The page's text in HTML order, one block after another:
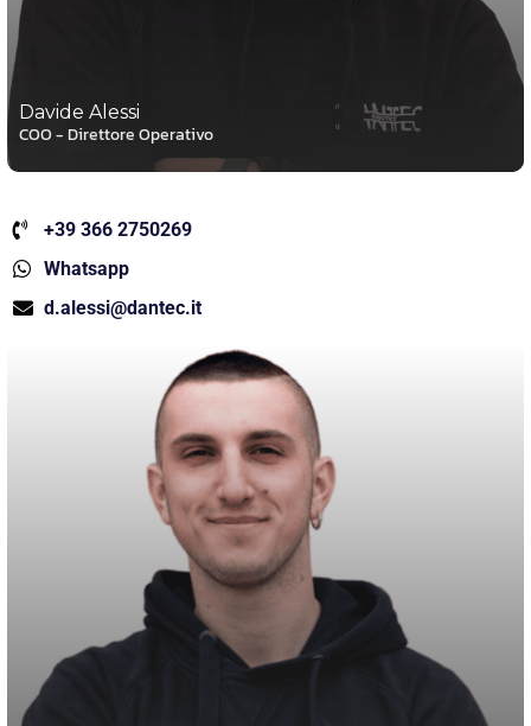
Davide Alessi
COO - Direttore Operativo
+39 366 2750269
Whatsapp
d.alessi@dantec.it